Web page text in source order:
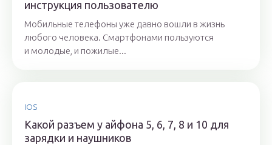
инструкция пользователю
Мобильные телефоны уже давно вошли в жизнь
любого человека. Смартфонами пользуются
и молодые, и пожилые...
IOS
Какой разъем у айфона 5, 6, 7, 8 и 10 для
зарядки и наушников